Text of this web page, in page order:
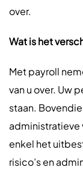
over.
Wat is het
Met payroll
van u over. Uw
staan.
administratieve
enkel het
risico’s en